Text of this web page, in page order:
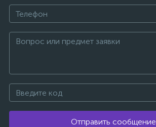
Отправить сообщение